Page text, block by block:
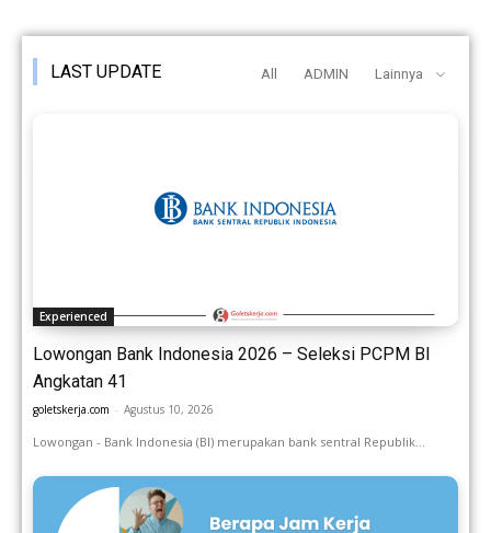
LAST UPDATE All ADMIN Lainnya
Experienced
Lowongan Bank Indonesia 2026 – Seleksi PCPM BI
Angkatan 41
goletskerja.com - Agustus 10, 2026
Lowongan - Bank Indonesia (BI) merupakan bank sentral Republik...